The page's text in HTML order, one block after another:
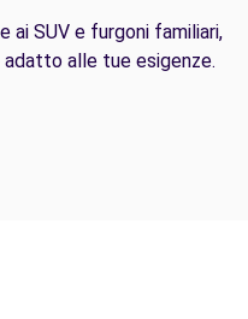
ai SUV e furgoni familiari,
alle tue esigenze.